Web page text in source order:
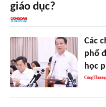
giáo dục?
Các
phổ
học